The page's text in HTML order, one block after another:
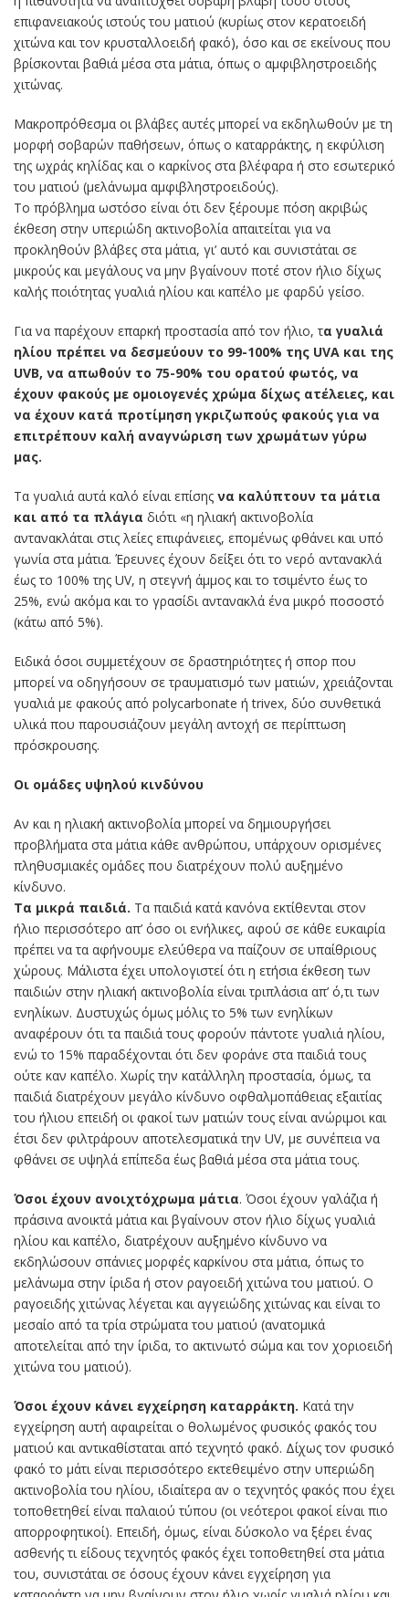
επιφανειακούς ιστούς του ματιού (κυρίως στον κερατοειδή
χιτώνα και τον κρυσταλλοειδή φακό), όσο και σε εκείνους που
βρίσκονται βαθιά μέσα στα μάτια, όπως ο αμφιβληστροειδής
χιτώνας.
Μακροπρόθεσμα οι βλάβες αυτές μπορεί να εκδηλωθούν με τη
μορφή σοβαρών παθήσεων, όπως ο καταρράκτης, η εκφύλιση
της ωχράς κηλίδας και ο καρκίνος στα βλέφαρα ή στο εσωτερικό
του ματιού (μελάνωμα αμφιβληστροειδούς).
Το πρόβλημα ωστόσο είναι ότι δεν ξέρουμε πόση ακριβώς
έκθεση στην υπεριώδη ακτινοβολία απαιτείται για να
προκληθούν βλάβες στα μάτια, γι’ αυτό και συνιστάται σε
μικρούς και μεγάλους να μην βγαίνουν ποτέ στον ήλιο δίχως
καλής ποιότητας γυαλιά ηλίου και καπέλο με φαρδύ γείσο.
Για να παρέχουν επαρκή προστασία από τον ήλιο, τα γυαλιά
ηλίου πρέπει να δεσμεύουν το 99-100% της UVA και της
UVB, να απωθούν το 75-90% του ορατού φωτός, να
έχουν φακούς με ομοιογενές χρώμα δίχως ατέλειες, και
να έχουν κατά προτίμηση γκριζωπούς φακούς για να
επιτρέπουν καλή αναγνώριση των χρωμάτων γύρω
μας.
Τα γυαλιά αυτά καλό είναι επίσης να καλύπτουν τα μάτια
και από τα πλάγια διότι «η ηλιακή ακτινοβολία
αντανακλάται στις λείες επιφάνειες, επομένως φθάνει και υπό
γωνία στα μάτια. Έρευνες έχουν δείξει ότι το νερό αντανακλά
έως το 100% της UV, η στεγνή άμμος και το τσιμέντο έως το
25%, ενώ ακόμα και το γρασίδι αντανακλά ένα μικρό ποσοστό
(κάτω από 5%).
Ειδικά όσοι συμμετέχουν σε δραστηριότητες ή σπορ που
μπορεί να οδηγήσουν σε τραυματισμό των ματιών, χρειάζονται
γυαλιά με φακούς από polycarbonate ή trivex, δύο συνθετικά
υλικά που παρουσιάζουν μεγάλη αντοχή σε περίπτωση
πρόσκρουσης.
Οι ομάδες υψηλού κινδύνου
Αν και η ηλιακή ακτινοβολία μπορεί να δημιουργήσει
προβλήματα στα μάτια κάθε ανθρώπου, υπάρχουν ορισμένες
πληθυσμιακές ομάδες που διατρέχουν πολύ αυξημένο
κίνδυνο.
Τα μικρά παιδιά. Τα παιδιά κατά κανόνα εκτίθενται στον
ήλιο περισσότερο απ’ όσο οι ενήλικες, αφού σε κάθε ευκαιρία
πρέπει να τα αφήνουμε ελεύθερα να παίζουν σε υπαίθριους
χώρους. Μάλιστα έχει υπολογιστεί ότι η ετήσια έκθεση των
παιδιών στην ηλιακή ακτινοβολία είναι τριπλάσια απ’ ό,τι των
ενηλίκων. Δυστυχώς όμως μόλις το 5% των ενηλίκων
αναφέρουν ότι τα παιδιά τους φορούν πάντοτε γυαλιά ηλίου,
ενώ το 15% παραδέχονται ότι δεν φοράνε στα παιδιά τους
ούτε καν καπέλο. Χωρίς την κατάλληλη προστασία, όμως, τα
παιδιά διατρέχουν μεγάλο κίνδυνο οφθαλμοπάθειας εξαιτίας
του ήλιου επειδή οι φακοί των ματιών τους είναι ανώριμοι και
έτσι δεν φιλτράρουν αποτελεσματικά την UV, με συνέπεια να
φθάνει σε υψηλά επίπεδα έως βαθιά μέσα στα μάτια τους.
Όσοι έχουν ανοιχτόχρωμα μάτια. Όσοι έχουν γαλάζια ή
πράσινα ανοικτά μάτια και βγαίνουν στον ήλιο δίχως γυαλιά
ηλίου και καπέλο, διατρέχουν αυξημένο κίνδυνο να
εκδηλώσουν σπάνιες μορφές καρκίνου στα μάτια, όπως το
μελάνωμα στην ίριδα ή στον ραγοειδή χιτώνα του ματιού. Ο
ραγοειδής χιτώνας λέγεται και αγγειώδης χιτώνας και είναι το
μεσαίο από τα τρία στρώματα του ματιού (ανατομικά
αποτελείται από την ίριδα, το ακτινωτό σώμα και τον χοριοειδή
χιτώνα του ματιού).
Όσοι έχουν κάνει εγχείρηση καταρράκτη. Κατά την
εγχείρηση αυτή αφαιρείται ο θολωμένος φυσικός φακός του
ματιού και αντικαθίσταται από τεχνητό φακό. Δίχως τον φυσικό
φακό το μάτι είναι περισσότερο εκτεθειμένο στην υπεριώδη
ακτινοβολία του ηλίου, ιδιαίτερα αν ο τεχνητός φακός που έχει
τοποθετηθεί είναι παλαιού τύπου (οι νεότεροι φακοί είναι πιο
απορροφητικοί). Επειδή, όμως, είναι δύσκολο να ξέρει ένας
ασθενής τι είδους τεχνητός φακός έχει τοποθετηθεί στα μάτια
του, συνιστάται σε όσους έχουν κάνει εγχείρηση για